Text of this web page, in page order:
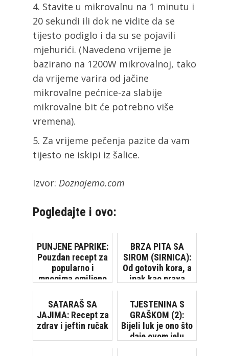
Stavite u mikrovalnu na 1 minutu i
20 sekundi ili dok ne vidite da se
tijesto podiglo i da su se pojavili
mjehurići. (Navedeno vrijeme je
bazirano na 1200W mikrovalnoj, tako
da vrijeme varira od jačine
mikrovalne pećnice-za slabije
mikrovalne bit će potrebno više
vremena).
Za vrijeme pečenja pazite da vam
tijesto ne iskipi iz šalice.
Izvor: Doznajemo.com
Pogledajte i ovo:
PUNJENE PAPRIKE:
Pouzdan recept za
popularno i
mnogima omiljeno
BRZA PITA SA
SIROM (SIRNICA):
Od gotovih kora, a
ipak kao prava
SATARAŠ SA
JAJIMA: Recept za
zdrav i jeftin ručak
TJESTENINA S
GRAŠKOM (2):
Bijeli luk je ono što
daje ovom jelu